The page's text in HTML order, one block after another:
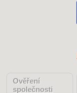
Ověření
společnosti